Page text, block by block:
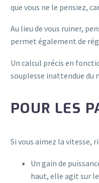
que vous ne le pensiez,
Au lieu de vous ruiner,
permet également de
Un calcul précis en
souplesse inattendue du
POUR LES
Si vous aimez la vitesse,
Un gain de
haut, elle agit sur